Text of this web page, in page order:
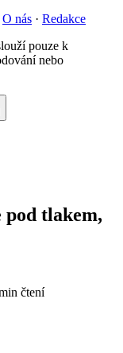
O nás · Redakce
pouze k
nebo
pod tlakem,
čtení